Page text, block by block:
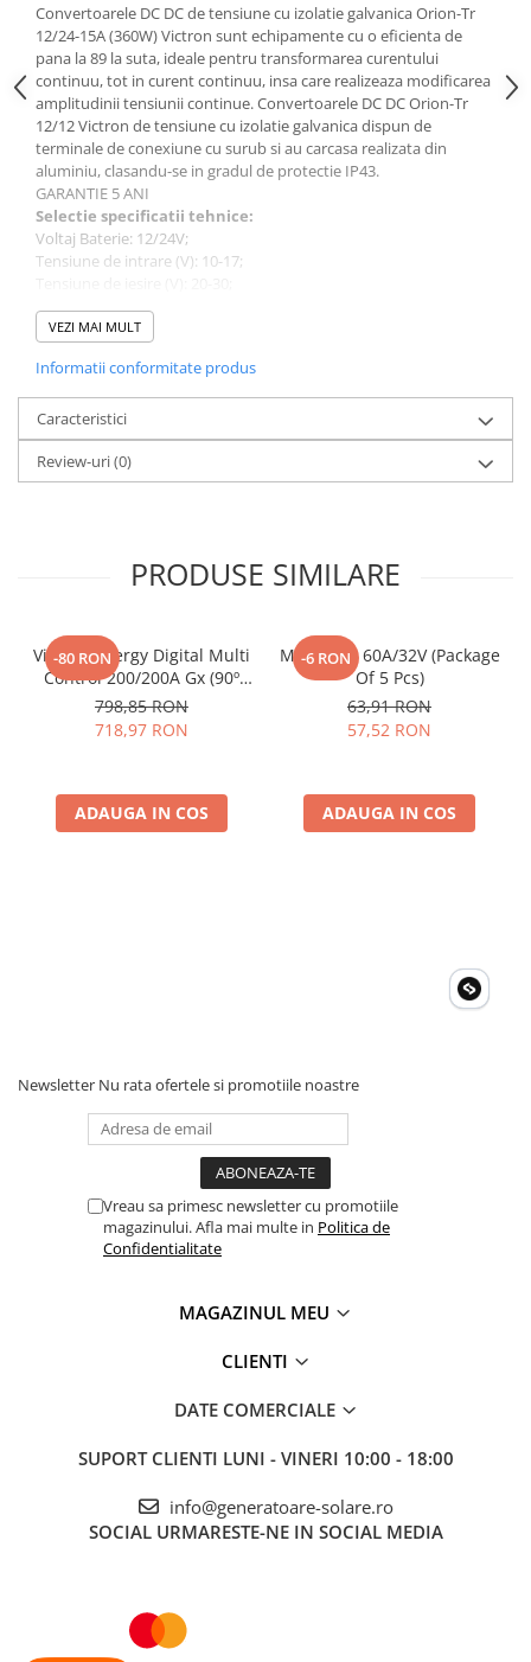
Cabluri pentru echipamente
fotovoltaice
Protectii si izolatoare de baterii
Accesorii
Monitorizare si control
Convertoare DC - DC
Invertoare Off-grid
Incarcatoare de retea
Componente sisteme de balcon
Iluminat solar
Acumulatori
Acumulatori Standard Plumb
Acumulatori Litiu
Roboti Pornire Auto
Statii de incarcare vehicule
UPS Centrale Termice
Scule si aparate
Testere
Multimetre de Banc
Accesorii instrumente de masura
Luxmetru
Osciloscoape
Convertoarele DC DC de tensiune cu izolatie galvanica Orion-Tr
12/24-15A (360W) Victron sunt echipamente cu o eficienta de
pana la 89 la suta, ideale pentru transformarea curentului
continuu, tot in curent continuu, insa care realizeaza modificarea
amplitudinii tensiunii continue. Convertoarele DC DC Orion-Tr
12/12 Victron de tensiune cu izolatie galvanica dispun de
terminale de conexiune cu surub si au carcasa realizata din
aluminiu, clasandu-se in gradul de protectie IP43.
GARANTIE 5 ANI
Selectie specificatii tehnice:
Voltaj Baterie: 12/24V;
Tensiune de intrare (V): 10-17;
Curent maxim de incarcare: 15A;
Iesire programabila DC: Da;
Eficienta: 88%;
Dimensiune (mm) 130 x 186 x 80;
Greutate (kg) 1.8;
Va rugam sa consultati cartea tehnica pentru detalii
complete!
VEZI MAI MULT
Informatii conformitate produs
Caracteristici
Review-uri(0)
PRODUSE SIMILARE
-80 RON
Victron Energy Digital Multi
Control 200/200A Gx (90º
Rj45)
798,85 RON
718,97 RON
ADAUGA IN COS
-6 RON
Midi-Fuse 60A/32V (Package
Of 5 Pcs)
63,91 RON
57,52 RON
ADAUGA IN COS
Newsletter Nu rata ofertele si promotiile noastre
Vreau sa primesc newsletter cu promotiile
magazinului. Afla mai multe in Politica de
Confidentialitate
MAGAZINUL MEU
CLIENTI
DATE COMERCIALE
SUPORT CLIENTI LUNI - VINERI 10:00 - 18:00
info@generatoare-solare.ro
SOCIAL URMARESTE-NE IN SOCIAL MEDIA